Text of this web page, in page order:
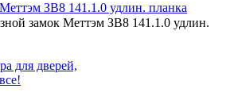
ЗВ8 141.1.0 удлин. планка
замок Меттэм ЗВ8 141.1.0 удлин.
для дверей,